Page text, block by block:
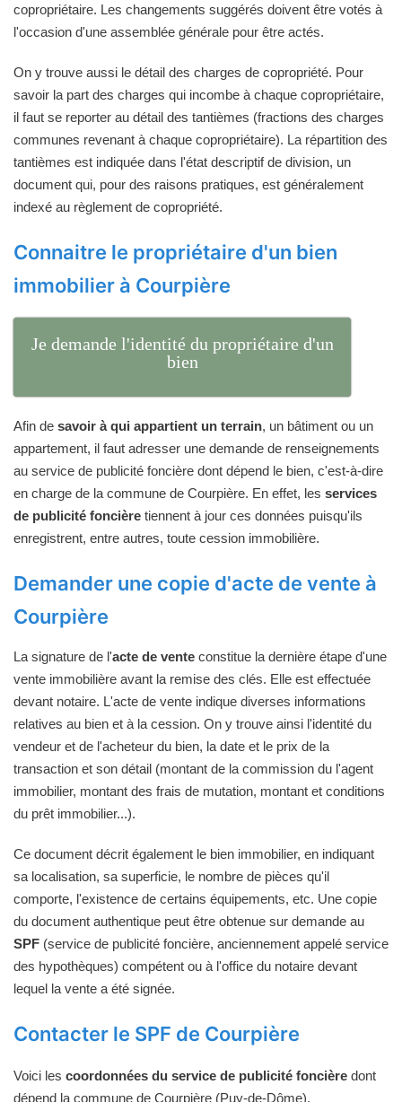
copropriétaire. Les changements suggérés doivent être votés à
l'occasion d'une assemblée générale pour être actés.
On y trouve aussi le détail des charges de copropriété. Pour
savoir la part des charges qui incombe à chaque copropriétaire,
il faut se reporter au détail des tantièmes (fractions des charges
communes revenant à chaque copropriétaire). La répartition des
tantièmes est indiquée dans l'état descriptif de division, un
document qui, pour des raisons pratiques, est généralement
indexé au règlement de copropriété.
Connaitre le propriétaire d'un bien
immobilier à Courpière
Je demande l'identité du propriétaire d'un
bien
Afin de savoir à qui appartient un terrain, un bâtiment ou un
appartement, il faut adresser une demande de renseignements
au service de publicité foncière dont dépend le bien, c'est-à-dire
en charge de la commune de Courpière. En effet, les services
de publicité foncière tiennent à jour ces données puisqu'ils
enregistrent, entre autres, toute cession immobilière.
Demander une copie d'acte de vente à
Courpière
La signature de l'acte de vente constitue la dernière étape d'une
vente immobilière avant la remise des clés. Elle est effectuée
devant notaire. L'acte de vente indique diverses informations
relatives au bien et à la cession. On y trouve ainsi l'identité du
vendeur et de l'acheteur du bien, la date et le prix de la
transaction et son détail (montant de la commission du l'agent
immobilier, montant des frais de mutation, montant et conditions
du prêt immobilier...).
Ce document décrit également le bien immobilier, en indiquant
sa localisation, sa superficie, le nombre de pièces qu'il
comporte, l'existence de certains équipements, etc. Une copie
du document authentique peut être obtenue sur demande au
SPF (service de publicité foncière, anciennement appelé service
des hypothèques) compétent ou à l'office du notaire devant
lequel la vente a été signée.
Contacter le SPF de Courpière
Voici les coordonnées du service de publicité foncière dont
dépend la commune de Courpière (Puy-de-Dôme).